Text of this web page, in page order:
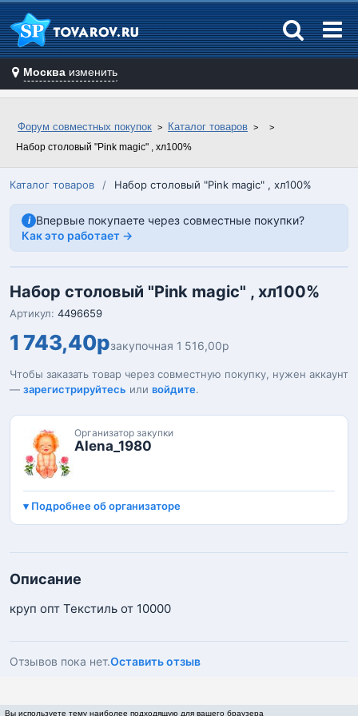
Москва изменить
Форум совместных покупок Каталог товаров
Набор столовый "Pink magic" , хл100%
Каталог товаров / Набор столовый "Pink magic" , хл100%
i Впервые покупаете через совместные покупки?
Как это работает →
Набор столовый "Pink magic" , хл100%
Артикул: 4496659
1 743,40рзакупочная 1 516,00р
Чтобы заказать товар через совместную покупку, нужен аккаунт
— зарегистрируйтесь или войдите.
Организатор закупки
Alena_1980
Подробнее об организаторе
Описание
круп опт Текстиль от 10000
Отзывов пока нет.Оставить отзыв
Вы используете тему наиболее подходящую для вашего браузера